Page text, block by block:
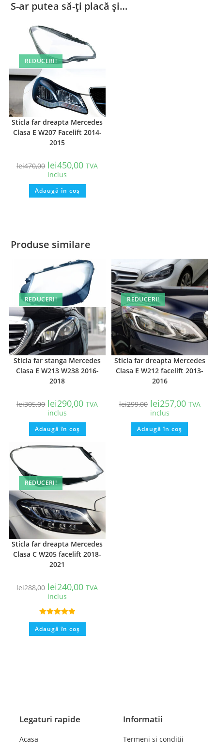
S-ar putea să-ți placă și…
REDUCERI!
Sticla far dreapta Mercedes
Clasa E W207 Facelift 2014-
2015
lei470,00 lei450,00 TVA
inclus
Adaugă în coș
Produse similare
REDUCERI!
Sticla far stanga Mercedes
Clasa E W213 W238 2016-
2018
lei305,00 lei290,00 TVA
inclus
Adaugă în coș
REDUCERI!
Sticla far dreapta Mercedes
Clasa E W212 facelift 2013-
2016
lei299,00 lei257,00 TVA
inclus
Adaugă în coș
REDUCERI!
Sticla far dreapta Mercedes
Clasa C W205 facelift 2018-
2021
lei288,00 lei240,00 TVA
inclus
Evaluat la
5.00din 5
Adaugă în coș
Legaturi rapide
Acasa
Informatii
Termeni si conditii